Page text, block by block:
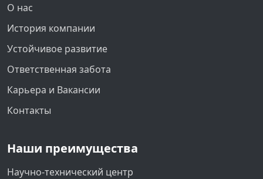
О нас
История компании
Устойчивое развитие
Ответственная забота
Карьера и Вакансии
Контакты
Наши преимущества
Научно-технический центр